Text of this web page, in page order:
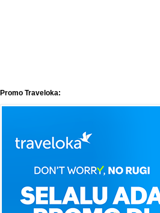
Promo Traveloka: